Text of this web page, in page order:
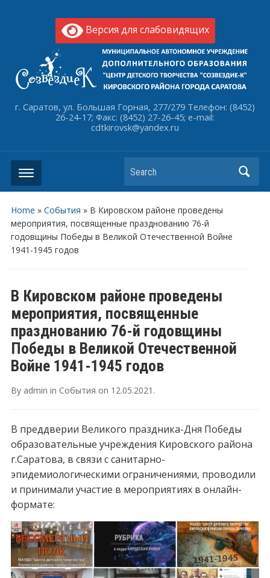
Версия для слабовидящих
г. Саратов, ул. Большая Горная, 277/279 Телефон: (8452)
26-24-17; Факс: (8452) 27-26-45; e-mail:
cdtkirovsk@yandex.ru
Search
Home » События » В Кировском районе проведены
мероприятия, посвященные празднованию 76-й
годовщины Победы в Великой Отечественной Войне
1941-1945 годов
В Кировском районе проведены
мероприятия, посвященные
празднованию 76-й годовщины
Победы в Великой Отечественной
Войне 1941-1945 годов
By admin in События on 12.05.2021 .
В преддверии Великого праздника-Дня Победы
образовательные учреждения Кировского района
г.Саратова, в связи с санитарно-
эпидемиологическими ограничениями, проводили
и принимали участие в мероприятиях в онлайн-
формате: